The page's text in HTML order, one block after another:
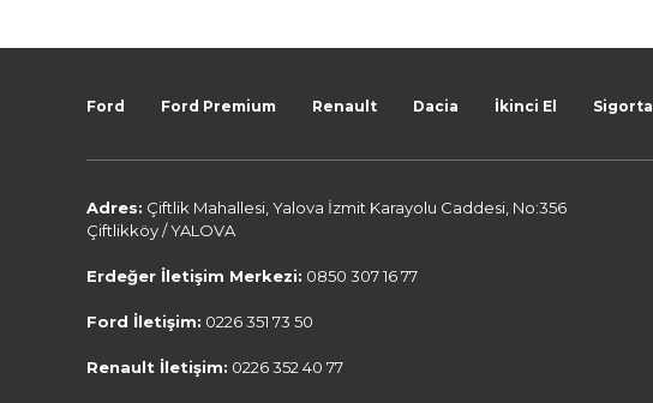
Ford Ford Premium Renault Dacia İkinci El Sigorta
Adres: Çiftlik Mahallesi, Yalova İzmit Karayolu Caddesi, No:356
Çiftlikköy / YALOVA
Erdeğer İletişim Merkezi: 0850 307 16 77
Ford İletişim: 0226 351 73 50
Renault İletişim: 0226 352 40 77